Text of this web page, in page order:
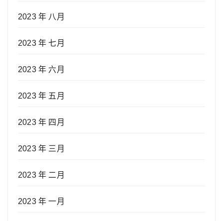
2023 年 八月
2023 年 七月
2023 年 六月
2023 年 五月
2023 年 四月
2023 年 三月
2023 年 二月
2023 年 一月